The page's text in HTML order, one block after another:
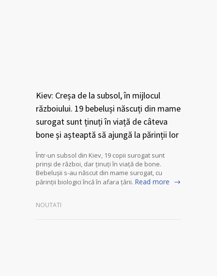
Kiev: Creșa de la subsol, în mijlocul
războiului. 19 bebeluși născuți din mame
surogat sunt ținuți în viață de câteva
bone și așteaptă să ajungă la părinții lor
Într-un subsol din Kiev, 19 copii surogat sunt
prinși de război, dar ținuți în viață de bone.
Bebelușii s-au născut din mame surogat, cu
părinții biologici încă în afara țării. Read more
NOUTATI